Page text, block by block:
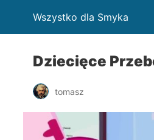
Wszystko dla Smyka
Dziecięce
tomasz